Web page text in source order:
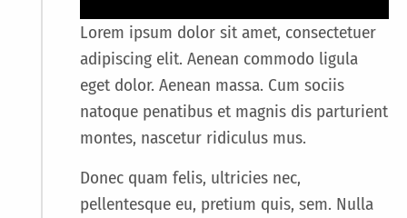
Lorem ipsum dolor sit amet, consectetuer
adipiscing elit. Aenean commodo ligula
eget dolor. Aenean massa. Cum sociis
natoque penatibus et magnis dis parturient
montes, nascetur ridiculus mus.
Donec quam felis, ultricies nec,
pellentesque eu, pretium quis, sem. Nulla